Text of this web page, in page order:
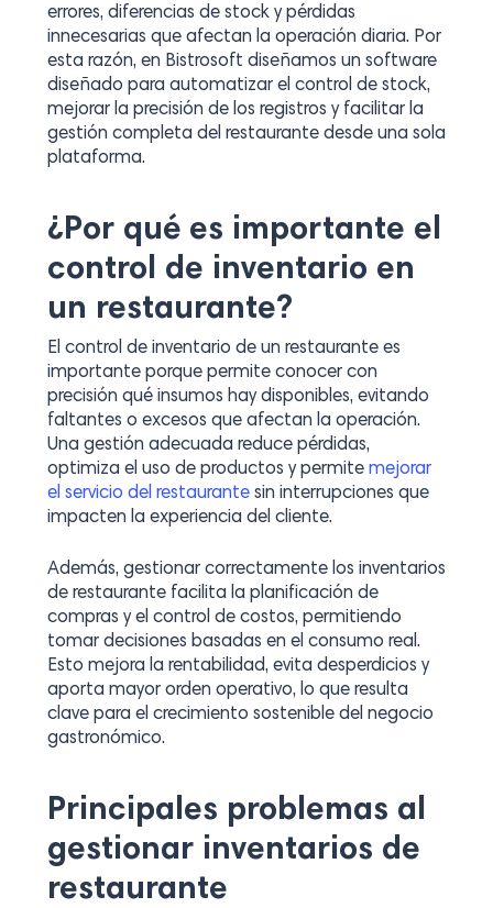
errores, diferencias de stock y pérdidas
innecesarias que afectan la operación diaria. Por
esta razón, en Bistrosoft diseñamos un software
diseñado para automatizar el control de stock,
mejorar la precisión de los registros y facilitar la
gestión completa del restaurante desde una sola
plataforma.
¿Por qué es importante el
control de inventario en
un restaurante?
El control de inventario de un restaurante es
importante porque permite conocer con
precisión qué insumos hay disponibles, evitando
faltantes o excesos que afectan la operación.
Una gestión adecuada reduce pérdidas,
optimiza el uso de productos y permite mejorar
el servicio del restaurantesin interrupciones que
impacten la experiencia del cliente.
Además, gestionar correctamente los inventarios
de restaurante facilita la planificación de
compras y el control de costos, permitiendo
tomar decisiones basadas en el consumo real.
Esto mejora la rentabilidad, evita desperdicios y
aporta mayor orden operativo, lo que resulta
clave para el crecimiento sostenible del negocio
gastronómico.
Principales problemas al
gestionar inventarios de
restaurante